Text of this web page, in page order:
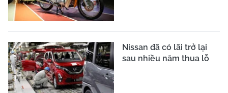
Nissan đã có lãi trở lại
sau nhiều năm thua lỗ